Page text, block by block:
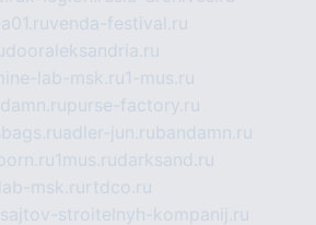
venda-festival.ru
dooraleksandria.ru
lab-msk.ru1-mus.ru
purse-factory.ru
adler-jun.rubandamn.ru
1mus.rudarksand.ru
msk.ru rtdco.ru
stroitelnyh-kompanij.ru